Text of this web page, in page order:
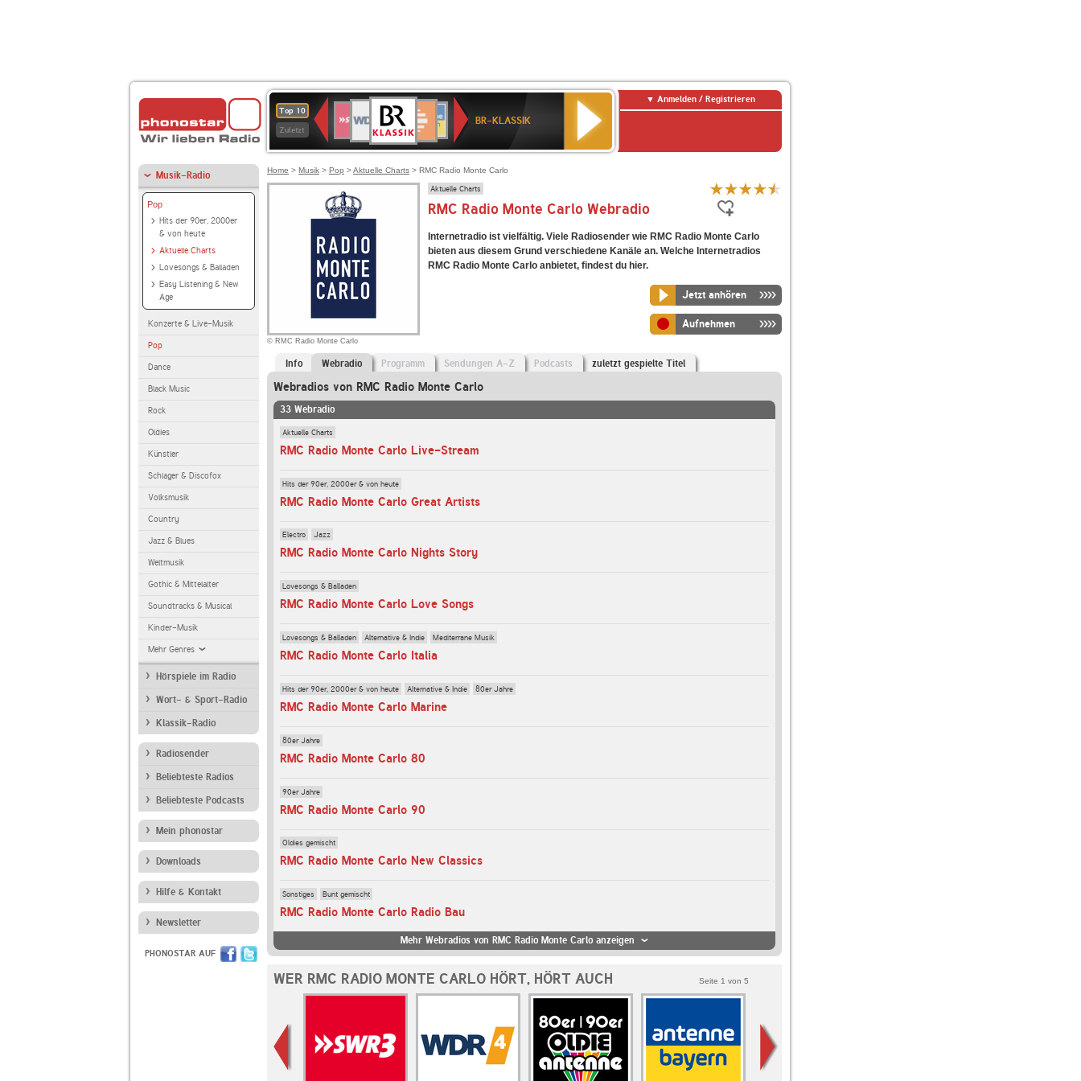
Top 10
Zuletzt
Deutschlandfunk
80er
90er
OLDIE
ANTENNE
4
BR-
KLASSIK
Deutschlandfunk
Kultur
ANTENNE
BAYERN
SWR
Kultur
NDR
2
BR-KLASSIK
Anmelden / Registrieren
Musik-Radio
Pop
Hits der 90er, 2000er
& von heute
Aktuelle Charts
Lovesongs & Balladen
Easy Listening & New
Age
Konzerte & Live-Musik
Pop
Dance
Black Music
Rock
Oldies
Künstler
Schlager & Discofox
Volksmusik
Country
Jazz & Blues
Weltmusik
Gothic & Mittelalter
Soundtracks & Musical
Kinder-Musik
Mehr Genres
Hörspiele im Radio
Wort- & Sport-Radio
Klassik-Radio
Radiosender
Beliebteste Radios
Beliebteste Podcasts
Mein phonostar
Downloads
Hilfe & Kontakt
Newsletter
PHONOSTAR AUF
Home > Musik > Pop >Aktuelle Charts > RMC Radio Monte Carlo
© RMC Radio Monte Carlo
Aktuelle Charts
RMC Radio Monte Carlo Webradio
Internetradio ist vielfältig. Viele Radiosender wie RMC Radio Monte Carlo
bieten aus diesem Grund verschiedene Kanäle an. Welche Internetradios
RMC Radio Monte Carlo anbietet, findest du hier.
Jetzt anhören
Aufnehmen
Info Webradio Programm Sendungen A-Z Podcasts zuletzt gespielte Titel
Webradios von RMC Radio Monte Carlo
33 Webradio
Aktuelle Charts
RMC Radio Monte Carlo Live-Stream
Hits der 90er, 2000er & von heute
RMC Radio Monte Carlo Great Artists
Electro Jazz
RMC Radio Monte Carlo Nights Story
Lovesongs & Balladen
RMC Radio Monte Carlo Love Songs
Lovesongs & Balladen Alternative & Indie Mediterrane Musik
RMC Radio Monte Carlo Italia
Hits der 90er, 2000er & von heute Alternative & Indie 80er Jahre
RMC Radio Monte Carlo Marine
80er Jahre
RMC Radio Monte Carlo 80
90er Jahre
RMC Radio Monte Carlo 90
Oldies gemischt
RMC Radio Monte Carlo New Classics
Sonstiges Bunt gemischt
RMC Radio Monte Carlo Radio Bau
Mehr Webradios von RMC Radio Monte Carlo anzeigen
WER RMC RADIO MONTE CARLO HÖRT, HÖRT AUCH Seite 1 von 5